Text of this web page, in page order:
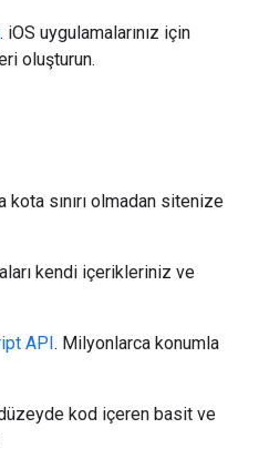
. iOS uygulamalarınız için
oluşturun.
kota sınırı olmadan sitenize
kendi içerikleriniz ve
API. Milyonlarca konumla
kod içeren basit ve